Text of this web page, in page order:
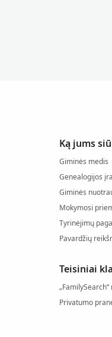
Ką jums
Giminės medis
Genealogijos
Giminės
Mokymosi
Tyrinėjimų
Pavardžių
Teisiniai
Privatumo